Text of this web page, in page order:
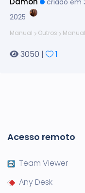
criado em
2025
Manual Outros Manual
3050 | 1
Acesso remoto
Team Viewer
Any Desk